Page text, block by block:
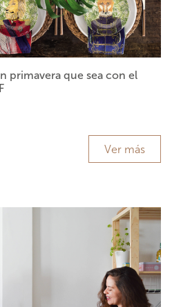
primavera que sea con el
Ver más